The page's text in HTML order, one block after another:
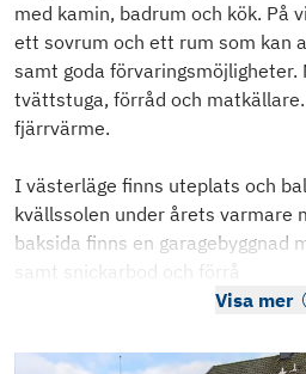
med kamin, badrum och kök. På
ett sovrum och ett rum som kan
samt goda förvaringsmöjligheter.
tvättstuga, förråd och
fjärrvärme.
I västerläge finns uteplats och
kvällssolen under årets varmare
baksida finns en garagebyggnad
samt snickarbod och förrå
Visa mer